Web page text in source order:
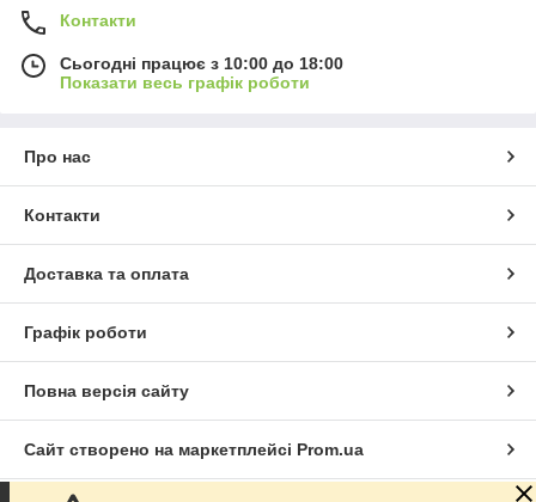
Контакти
Сьогодні працює з 10:00 до 18:00
Показати весь графік роботи
Про нас
Контакти
Доставка та оплата
Графік роботи
Повна версія сайту
Сайт створено на маркетплейсі Prom.ua